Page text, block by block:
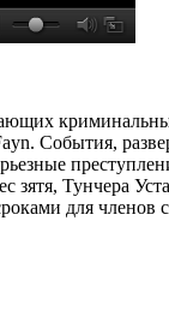
События,
зятя, Тунчера
для